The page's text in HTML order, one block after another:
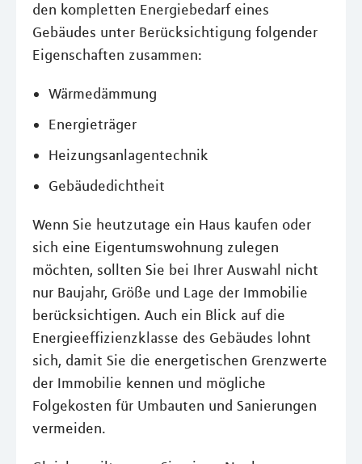
den kompletten Energiebedarf eines
Gebäudes unter Berücksichtigung folgender
Eigenschaften zusammen:
Wärmedämmung
Energieträger
Heizungsanlagentechnik
Gebäudedichtheit
Wenn Sie heutzutage ein Haus kaufen oder
sich eine Eigentumswohnung zulegen
möchten, sollten Sie bei Ihrer Auswahl nicht
nur Baujahr, Größe und Lage der Immobilie
berücksichtigen. Auch ein Blick auf die
Energieeffizienzklasse des Gebäudes lohnt
sich, damit Sie die energetischen Grenzwerte
der Immobilie kennen und mögliche
Folgekosten für Umbauten und Sanierungen
vermeiden.